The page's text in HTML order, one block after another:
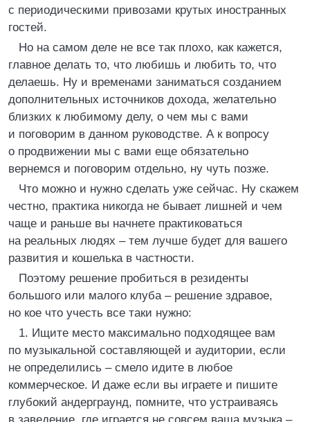
с периодическими привозами крутых иностранных
гостей.
Но на самом деле не все так плохо, как кажется,
главное делать то, что любишь и любить то, что
делаешь. Ну и временами заниматься созданием
дополнительных источников дохода, желательно
близких к любимому делу, о чем мы с вами
и поговорим в данном руководстве. А к вопросу
о продвижении мы с вами еще обязательно
вернемся и поговорим отдельно, ну чуть позже.
Что можно и нужно сделать уже сейчас. Ну скажем
честно, практика никогда не бывает лишней и чем
чаще и раньше вы начнете практиковаться
на реальных людях – тем лучше будет для вашего
развития и кошелька в частности.
Поэтому решение пробиться в резиденты
большого или малого клуба – решение здравое,
но кое что учесть все таки нужно:
1. Ищите место максимально подходящее вам
по музыкальной составляющей и аудитории, если
не определились – смело идите в любое
коммерческое. И даже если вы играете и пишите
глубокий андерграунд, помните, что устраиваясь